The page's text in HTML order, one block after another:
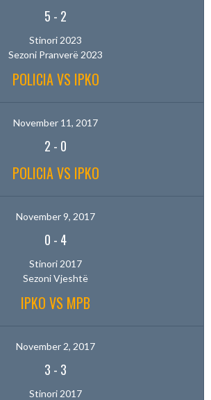
5 - 2
Stinori 2023
Sezoni Pranverë 2023
POLICIA VS IPKO
November 11, 2017
2 - 0
POLICIA VS IPKO
November 9, 2017
0 - 4
Stinori 2017
Sezoni Vjeshtë
IPKO VS MPB
November 2, 2017
3 - 3
Stinori 2017